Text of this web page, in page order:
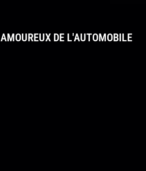
DE L'AUTOMOBILE